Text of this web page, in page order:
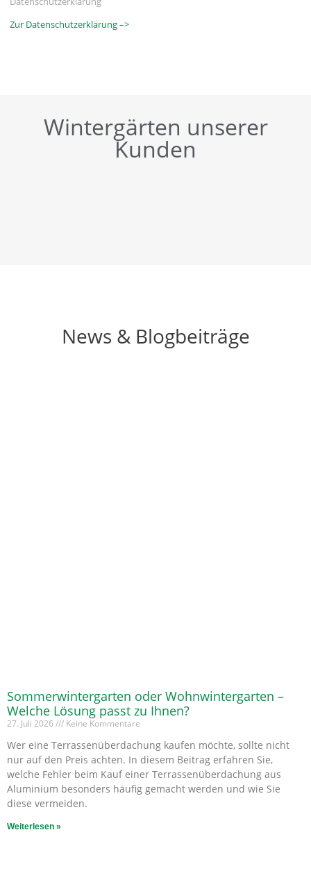
Zur Datenschutzerklärung –>
Wintergärten unserer
Kunden
News & Blogbeiträge
Sommerwintergarten oder Wohnwintergarten –
Welche Lösung passt zu Ihnen?
27. Juli 2026 Keine Kommentare
Wer eine Terrassenüberdachung kaufen möchte, sollte nicht
nur auf den Preis achten. In diesem Beitrag erfahren Sie,
welche Fehler beim Kauf einer Terrassenüberdachung aus
Aluminium besonders häufig gemacht werden und wie Sie
diese vermeiden.
Weiterlesen »